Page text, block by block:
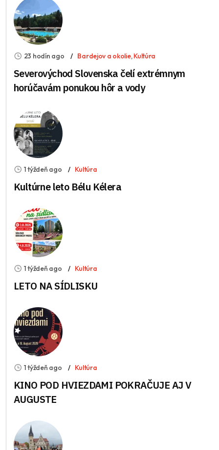
23 hodín ago Bardejov a okolie,Kultúra
Severovýchod Slovenska čelí extrémnym
horúčavám ponukou hôr a vody
1 týždeň ago Kultúra
Kultúrne leto Bélu Kélera
1 týždeň ago Kultúra
LETO NA SÍDLISKU
1 týždeň ago Kultúra
KINO POD HVIEZDAMI POKRAČUJE AJ V
AUGUSTE